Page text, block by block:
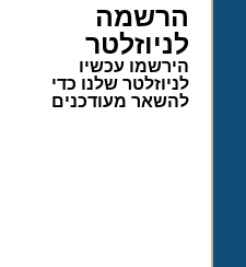
הרשמה
לניוזלטר
הירשמו עכשיו
לניוזלטר שלנו כדי
להשאר מעודכנים